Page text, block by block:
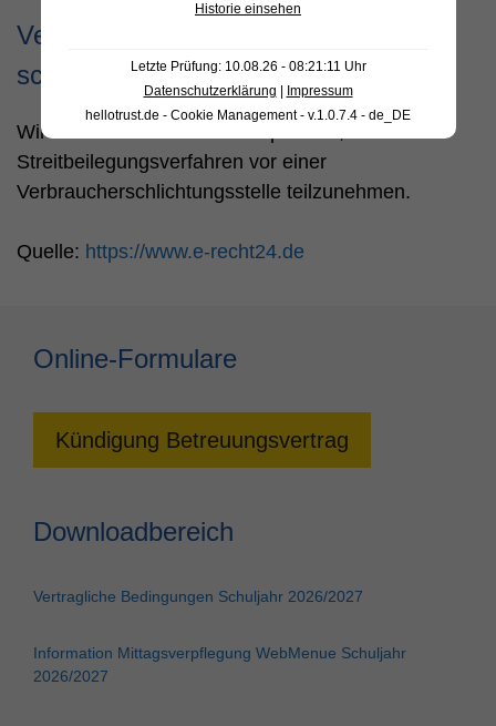
Verbraucher­streit­beilegung/Universal­
schlichtungs­stelle
Wir sind nicht bereit oder verpflichtet, an
Streitbeilegungsverfahren vor einer
Verbraucherschlichtungsstelle teilzunehmen.
Quelle: https://www.e-recht24.de
Online-Formulare
Kündigung Betreuungsvertrag
Downloadbereich
Vertragliche Bedingungen Schuljahr 2026/2027
Information Mittagsverpflegung WebMenue Schuljahr
2026/2027
Historie einsehen
Letzte Prüfung: 10.08.26 - 08:21:11 Uhr
Datenschutzerklärung
Impressum
hellotrust.de - Cookie Management - v.1.0.7.4 - de_DE